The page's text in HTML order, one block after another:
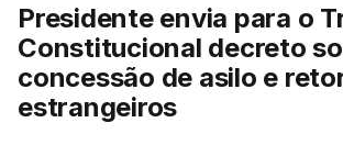
Presidente envia para o
Constitucional decreto
concessão de asilo e
estrangeiros